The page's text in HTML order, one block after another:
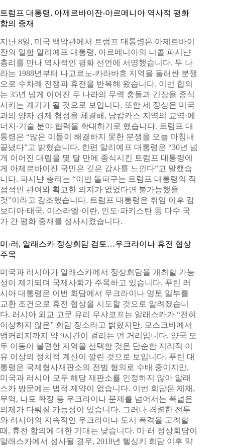
트럼프 대통령, 아제르바이잔-아르메니아 역사적 평화
합의 중재
지난 8일, 미국 백악관에서 트럼프 대통령은 아제르바이
잔의 일함 알리예프 대통령, 아르메니아의 니콜 파시냔
총리를 만나 역사적인 평화 선언에 서명했습니다. 두 나
라는 1988년부터 나고르노-카라바흐 지역을 둘러싼 분쟁
으로 수차례 전쟁과 휴전을 반복해 왔습니다. 이번 합의
는 35년 넘게 이어진 두 나라의 무력 충돌과 긴장을 종식
시키는 계기가 될 것으로 보입니다. 또한 세 정상은 미국
과의 양자 경제 협정을 체결해, 남캅카스 지역의 교역·에
너지·기술 분야 협력을 확대하기로 했습니다. 트럼프 대
통령은 “많은 이들이 해결하지 못한 분쟁을 오늘 마침내
끝냈다”고 밝혔습니다. 한편 알리예프 대통령은 “30년 넘
게 이어진 대립을 몇 달 만에 종식시킨 트럼프 대통령에
게 아제르바이잔 국민은 깊은 감사를 느낀다”고 말했습
니다. 파시냔 총리는 “이번 돌파구는 트럼프 대통령의 직
접적인 관여와 확고한 의지가 없었다면 불가능했을
것”이라고 강조했습니다. 트럼프 대통령은 취임 이후 캄
보디아·태국, 이스라엘·이란, 인도·파키스탄 등 다수 국
가 간 평화 중재를 성사시켰습니다.
미·러, 알래스카 정상회담 검토…우크라이나 휴전 협상
주목
미국과 러시아가 알래스카에서 정상회담을 개최할 가능
성이 제기되며 국제사회가 주목하고 있습니다. 푸틴 러
시아 대통령은 이번 회담에서 우크라이나 영토 일부를
교환 조건으로 휴전 협상을 시도할 것으로 알려졌습니
다. 러시아 외교 고문 유리 우샤코프는 알래스카가 “전혀
이상하지 않은” 회담 장소라고 밝혔지만, 모스크바에서
앵커리지까지 약 9시간이 걸리는 먼 거리입니다. 양국 모
두 이동이 불편한 지역을 선택한 것은 단순한 지리적 이
유 이상의 정치적 계산이 깔린 것으로 보입니다. 푸틴 대
통령은 국제형사재판소의 전범 혐의로 수배 중이지만,
미국과 러시아 모두 해당 재판소를 인정하지 않아 알래
스카 방문에는 법적 제약이 없습니다. 이번 회담은 제재,
무역, 나토 확장 등 우크라이나 문제를 넘어서는 폭넓은
의제가 다뤄질 가능성이 있습니다. 그러나 격렬한 전투
와 러시아의 지속적인 우크라이나 도시 폭격을 고려할
때, 휴전 합의에 대한 기대는 낮습니다. 미·러 정상회담이
알래스카에서 성사될 경우, 2018년 헬싱키 회담 이후 약